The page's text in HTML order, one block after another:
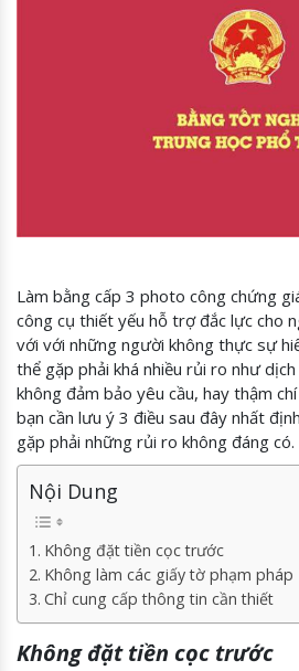
Làm bằng cấp 3 photo công chứng
công cụ thiết yếu hỗ trợ đắc lực cho
với với những người không thực sự
thể gặp phải khá nhiều rủi ro như
không đảm bảo yêu cầu, hay thậm
bạn cần lưu ý 3 điều sau đây nhất
gặp phải những rủi ro không đáng có.
Nội Dung
Không đặt tiền cọc trước
Không làm các giấy tờ phạm pháp
Chỉ cung cấp thông tin cần thiết
Không đặt tiền cọc trước